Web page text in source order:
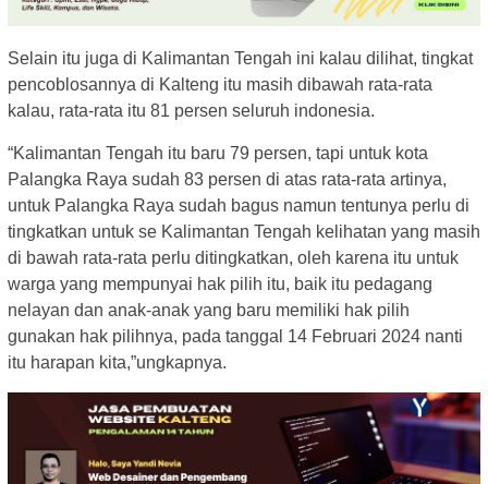
Selain itu juga di Kalimantan Tengah ini kalau dilihat, tingkat
pencoblosannya di Kalteng itu masih dibawah rata-rata
kalau, rata-rata itu 81 persen seluruh indonesia.
“Kalimantan Tengah itu baru 79 persen, tapi untuk kota
Palangka Raya sudah 83 persen di atas rata-rata artinya,
untuk Palangka Raya sudah bagus namun tentunya perlu di
tingkatkan untuk se Kalimantan Tengah kelihatan yang masih
di bawah rata-rata perlu ditingkatkan, oleh karena itu untuk
warga yang mempunyai hak pilih itu, baik itu pedagang
nelayan dan anak-anak yang baru memiliki hak pilih
gunakan hak pilihnya, pada tanggal 14 Februari 2024 nanti
itu harapan kita,”ungkapnya.